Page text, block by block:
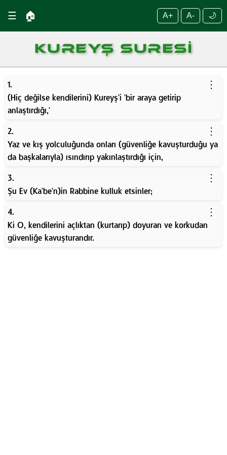
☰ 🏠 A+ A- 🌙
KUREYŞ SURESI
1. ⋮
(Hiç değilse kendilerini) Kureyş'i 'bir araya getirip
anlaştırdığı,'
2. ⋮
Yaz ve kış yolculuğunda onları (güvenliğe kavuşturduğu ya
da başkalarıyla) ısındırıp yakınlaştırdığı için,
3. ⋮
Şu Ev (Ka'be'n)in Rabbine kulluk etsinler;
4. ⋮
Ki O, kendilerini açlıktan (kurtarıp) doyuran ve korkudan
güvenliğe kavuşturandır.